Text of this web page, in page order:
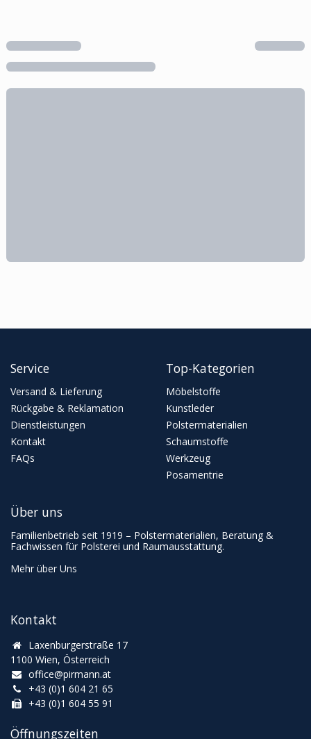
Service
Versand & Lieferung
Rückgabe & Reklamation
Dienstleistungen
Kontakt
FAQs
Top-Kategorien
Möbelstoffe
Kunstleder
Polstermaterialien
Schaumstoffe
Werkzeug
Posamentrie
Kontakt
Laxenburgerstraße 17
1100 Wien, Österreich
office@pirmann.at
+43 (0)1 604 21 65
+43 (0)1 604 55 91
Öffnungszeiten
Über uns
Familienbetrieb seit 1919 – Polstermaterialien, Beratung &
Fachwissen für Polsterei und Raumausstattung.
Mehr über Uns